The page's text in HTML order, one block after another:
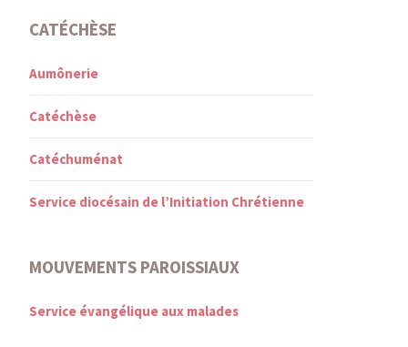
CATÉCHÈSE
Aumônerie
Catéchèse
Catéchuménat
Service diocésain de l’Initiation Chrétienne
MOUVEMENTS PAROISSIAUX
Service évangélique aux malades